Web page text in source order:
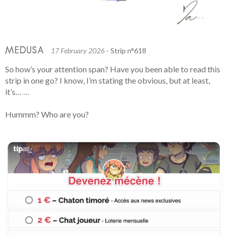
MEDUSA 17 February 2026 - Strip n°618
So how’s your attention span? Have you been able to read this
strip in one go? I know, I’m stating the obvious, but at least,
it’s… …
Hummm? Who are you?